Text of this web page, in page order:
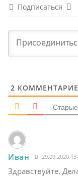
Подписаться
2
Старые
Иван 29.09.2020
Здравствуйте.